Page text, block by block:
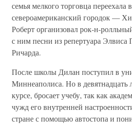
семья мелкого торговца переехала
североамериканский городок —
Роберт организовал рок-н-
с ним песни из репертуара Элвиса
Ричарда.
После школы Дилан поступил в
Миннеаполиса. Но в девятнадцать
курсе, бросает учебу, так как
чужд его внутренней
стране с помощью автостопа и